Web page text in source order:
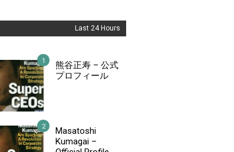
Last 24 Hours
熊谷正寿 – 公式
プロフィール
Masatoshi
Kumagai –